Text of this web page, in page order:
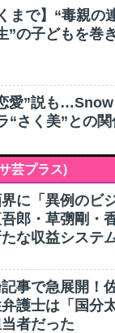
まで】“毒親の
”の子どもを巻
愛”説も
“さく美”との
芸プラス)
に「異例のビ
郎・草彅剛・
たな収益システム
事で急展開！
護士は「国分
者だった